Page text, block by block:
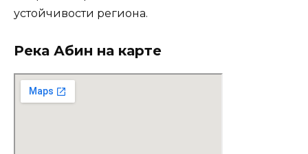
устойчивости региона.
Река Абин на карте